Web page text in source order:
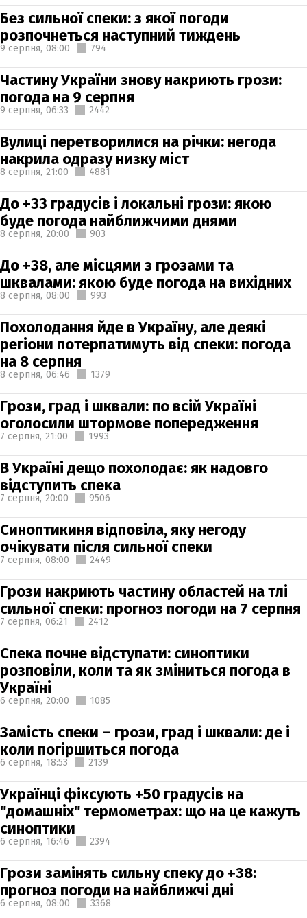
Без сильної спеки: з якої погоди
розпочнеться наступний тиждень
9 серпня, 08:00 794
Частину України знову накриють грози:
погода на 9 серпня
9 серпня, 06:33 2442
Вулиці перетворилися на річки: негода
накрила одразу низку міст
8 серпня, 21:00 4881
До +33 градусів і локальні грози: якою
буде погода найближчими днями
8 серпня, 20:00 903
До +38, але місцями з грозами та
шквалами: якою буде погода на вихідних
8 серпня, 08:00 993
Похолодання йде в Україну, але деякі
регіони потерпатимуть від спеки: погода
на 8 серпня
8 серпня, 06:46 1379
Грози, град і шквали: по всій Україні
оголосили штормове попередження
7 серпня, 21:00 1993
В Україні дещо похолодає: як надовго
відступить спека
7 серпня, 20:00 9506
Синоптикиня відповіла, яку негоду
очікувати після сильної спеки
7 серпня, 08:00 2449
Грози накриють частину областей на тлі
сильної спеки: прогноз погоди на 7 серпня
7 серпня, 06:21 2412
Спека почне відступати: синоптики
розповіли, коли та як зміниться погода в
Україні
6 серпня, 20:00 1085
Замість спеки – грози, град і шквали: де і
коли погіршиться погода
6 серпня, 18:53 2139
Українці фіксують +50 градусів на
"домашніх" термометрах: що на це кажуть
синоптики
6 серпня, 16:46 2394
Грози замінять сильну спеку до +38:
прогноз погоди на найближчі дні
6 серпня, 08:00 3368